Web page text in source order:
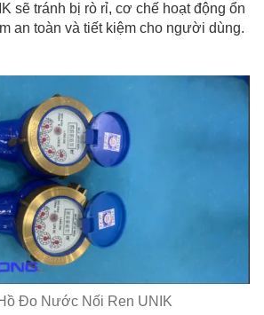
sẽ tránh bị rò rỉ, cơ chế hoạt động ổn
an toàn và tiết kiệm cho người dùng.
Đo Nước Nối Ren UNIK